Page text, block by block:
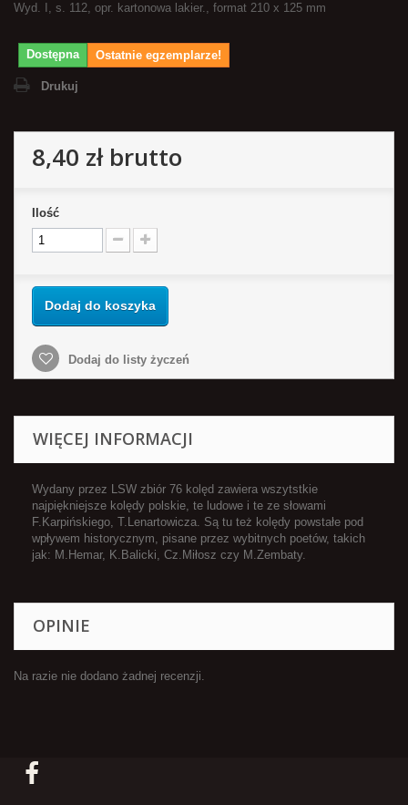
Wyd. I, s. 112, opr. kartonowa lakier., format 210 x 125 mm
Dostępna Ostatnie egzemplarze!
Drukuj
8,40 złbrutto
Ilość
Dodaj do koszyka
Dodaj do listy życzeń
WIĘCEJ INFORMACJI
Wydany przez LSW zbiór 76 kolęd zawiera wszytstkie
najpiękniejsze kolędy polskie, te ludowe i te ze słowami
F.Karpińskiego, T.Lenartowicza. Są tu też kolędy powstałe pod
wpływem historycznym, pisane przez wybitnych poetów, takich
jak: M.Hemar, K.Balicki, Cz.Miłosz czy M.Zembaty.
OPINIE
Na razie nie dodano żadnej recenzji.